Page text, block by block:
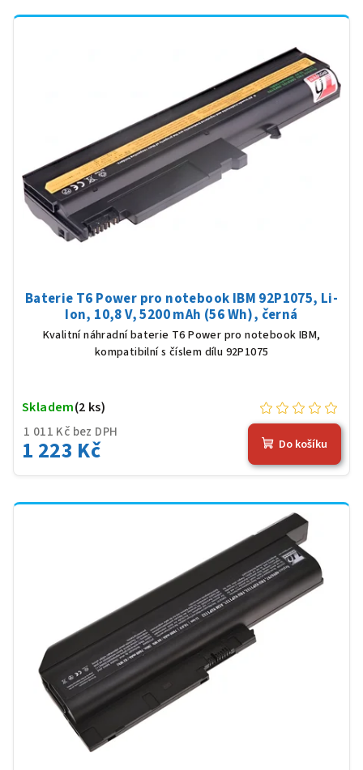
Baterie T6 Power pro notebook IBM 92P1075, Li-
Ion, 10,8 V, 5200 mAh (56 Wh), černá
Kvalitní náhradní baterie T6 Power pro notebook IBM,
kompatibilní s číslem dílu 92P1075
1 011 Kč bez DPH
1 223 Kč
Skladem(2 ks)
Do košíku